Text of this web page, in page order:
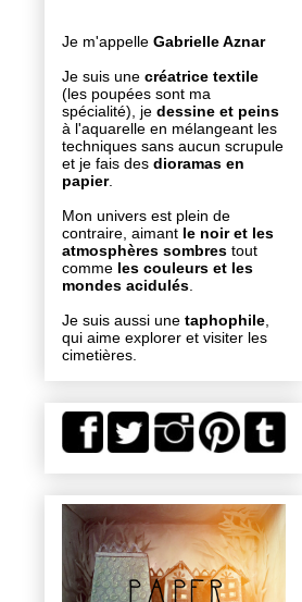
Je m'appelle Gabrielle Aznar
Je suis une créatrice textile
(les poupées sont ma
spécialité), je dessine et peins
à l'aquarelle en mélangeant les
techniques sans aucun scrupule
et je fais des dioramas en
papier.
Mon univers est plein de
contraire, aimant le noir et les
atmosphères sombres tout
comme les couleurs et les
mondes acidulés
Je suis aussi une taphophile
qui aime explorer et visiter les
cimetières.